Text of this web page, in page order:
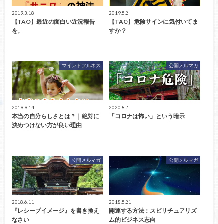
2019.3.18
【TAO】最近の面白い近況報告
を。
2019.5.2
【TAO】危険サインに気付いてま
すか？
マインドフルネス
2019.9.14
本当の自分らしさとは？｜絶対に
決めつけない方が良い理由
公開メルマガ
2020.8.7
「コロナは怖い」という暗示
公開メルマガ
2018.6.11
『レシーブイメージ』を書き換え
なさい
公開メルマガ
2018.5.21
開運する方法：スピリチュアリズ
ム的ビジネス志向